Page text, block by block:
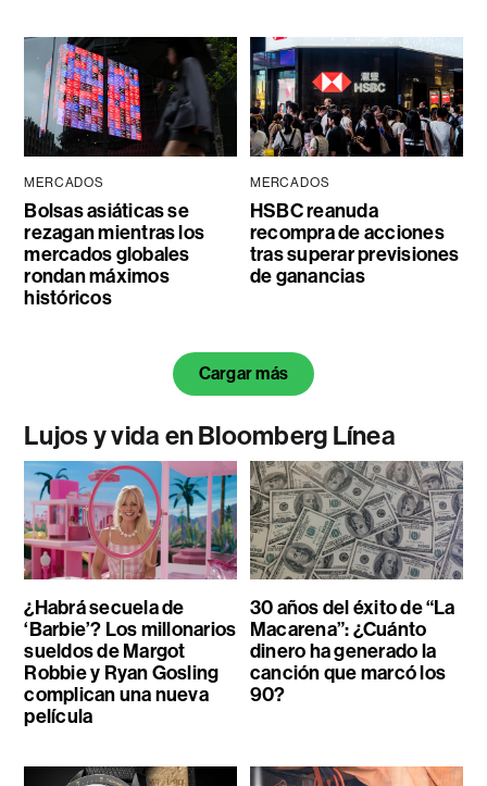
MERCADOS
Bolsas asiáticas se
rezagan mientras los
mercados globales
rondan máximos
históricos
MERCADOS
HSBC reanuda
recompra de acciones
tras superar previsiones
de ganancias
Cargar más
Lujos y vida en Bloomberg Línea
¿Habrá secuela de
‘Barbie’? Los millonarios
sueldos de Margot
Robbie y Ryan Gosling
complican una nueva
película
30 años del éxito de “La
Macarena”: ¿Cuánto
dinero ha generado la
canción que marcó los
90?